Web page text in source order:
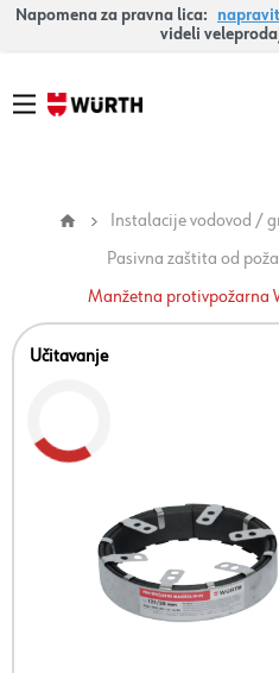
Napomena za pravna lica:
videli
Instalacije vodovod /
Pasivna zaštita od
Manžetna protivpožarna
Učitavanje